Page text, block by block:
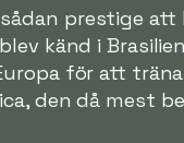
prestige
känd i
för att träna
den då mest